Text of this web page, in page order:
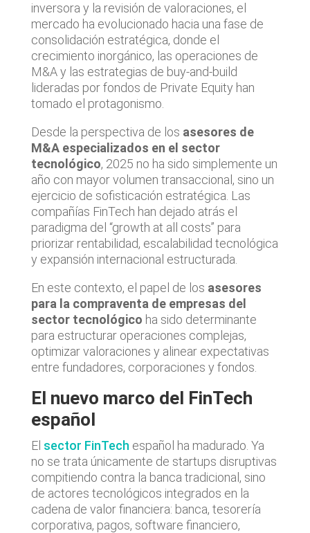
inversora y la revisión de valoraciones, el
mercado ha evolucionado hacia una fase de
consolidación estratégica, donde el
crecimiento inorgánico, las operaciones de
M&A y las estrategias de buy-and-build
lideradas por fondos de Private Equity han
tomado el protagonismo.
Desde la perspectiva de los asesores de
M&A especializados en el sector
tecnológico, 2025 no ha sido simplemente un
año con mayor volumen transaccional, sino un
ejercicio de sofisticación estratégica. Las
compañías FinTech han dejado atrás el
paradigma del “growth at all costs” para
priorizar rentabilidad, escalabilidad tecnológica
y expansión internacional estructurada.
En este contexto, el papel de los asesores
para la compraventa de empresas del
sector tecnológico ha sido determinante
para estructurar operaciones complejas,
optimizar valoraciones y alinear expectativas
entre fundadores, corporaciones y fondos.
El nuevo marco del FinTech
español
El sector FinTech español ha madurado. Ya
no se trata únicamente de startups disruptivas
compitiendo contra la banca tradicional, sino
de actores tecnológicos integrados en la
cadena de valor financiera: banca, tesorería
corporativa, pagos, software financiero,